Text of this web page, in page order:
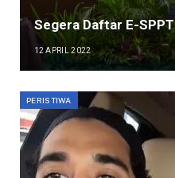
Segera Daftar E-SPPT
12 APRIL 2022
PERISTIWA